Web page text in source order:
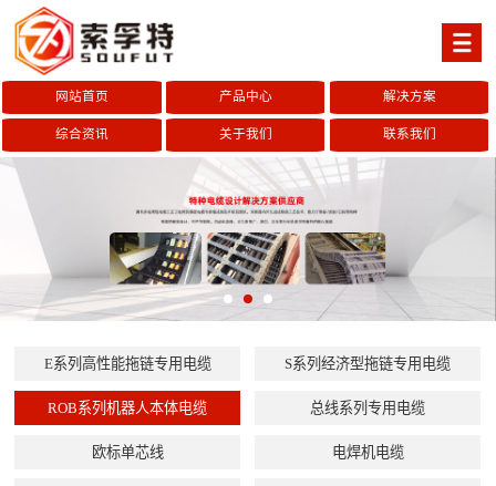
网站首页 产品中心 解决方案
综合资讯 关于我们 联系我们
E系列高性能拖链专用电缆 S系列经济型拖链专用电缆
ROB系列机器人本体电缆 总线系列专用电缆
欧标单芯线 电焊机电缆